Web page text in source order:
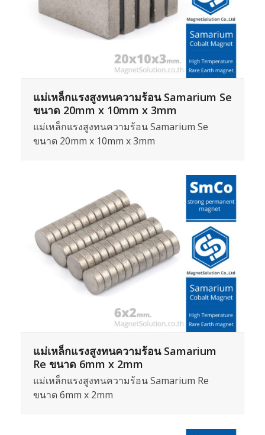
แม่เหล็กแรงสูงทนความร้อน Samarium Se
ขนาด 20mm x 10mm x 3mm
แม่เหล็กแรงสูงทนความร้อน Samarium Se
ขนาด 20mm x 10mm x 3mm
แม่เหล็กแรงสูงทนความร้อน Samarium
Re ขนาด 6mm x 2mm
แม่เหล็กแรงสูงทนความร้อน Samarium Re
ขนาด 6mm x 2mm